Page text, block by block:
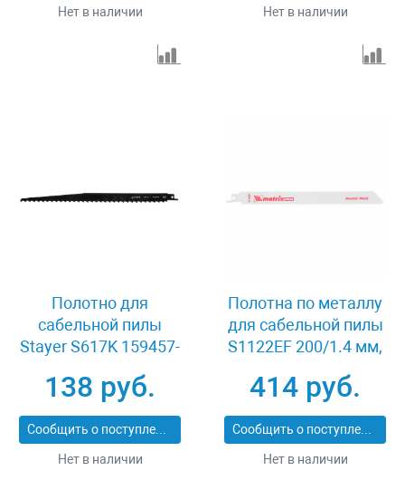
Нет в наличии Нет в наличии
Полотно для
сабельной пилы
Stayer S617K 159457-
138 руб.
Сообщить о поступлении
Нет в наличии
Полотна по металлу
для сабельной пилы
S1122EF 200/1.4 мм,
Matrix 782010
414 руб.
Сообщить о поступлении
Нет в наличии